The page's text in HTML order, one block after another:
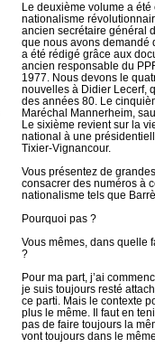
Le deuxième volume a
nationalisme
ancien secrétaire général
que nous avons demandé
a été rédigé grâce aux
ancien responsable du
1977. Nous devons le
nouvelles à Didier Lecerf,
des années 80. Le
Maréchal Mannerheim,
Le sixième revient sur la
national à une
Tixier-Vignancour.
Vous présentez de
consacrer des numéros à
nationalisme tels que
Pourquoi pas ?
Vous mêmes, dans quelle
?
Pour ma part, j’ai
je suis toujours resté
ce parti. Mais le contexte
plus le même. Il faut en
pas de faire toujours la
vont toujours dans le